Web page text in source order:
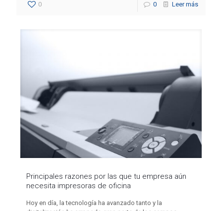
0 0 Leer más
Principales razones por las que tu empresa aún
necesita impresoras de oficina
Hoy en día, la tecnología ha avanzado tanto y la